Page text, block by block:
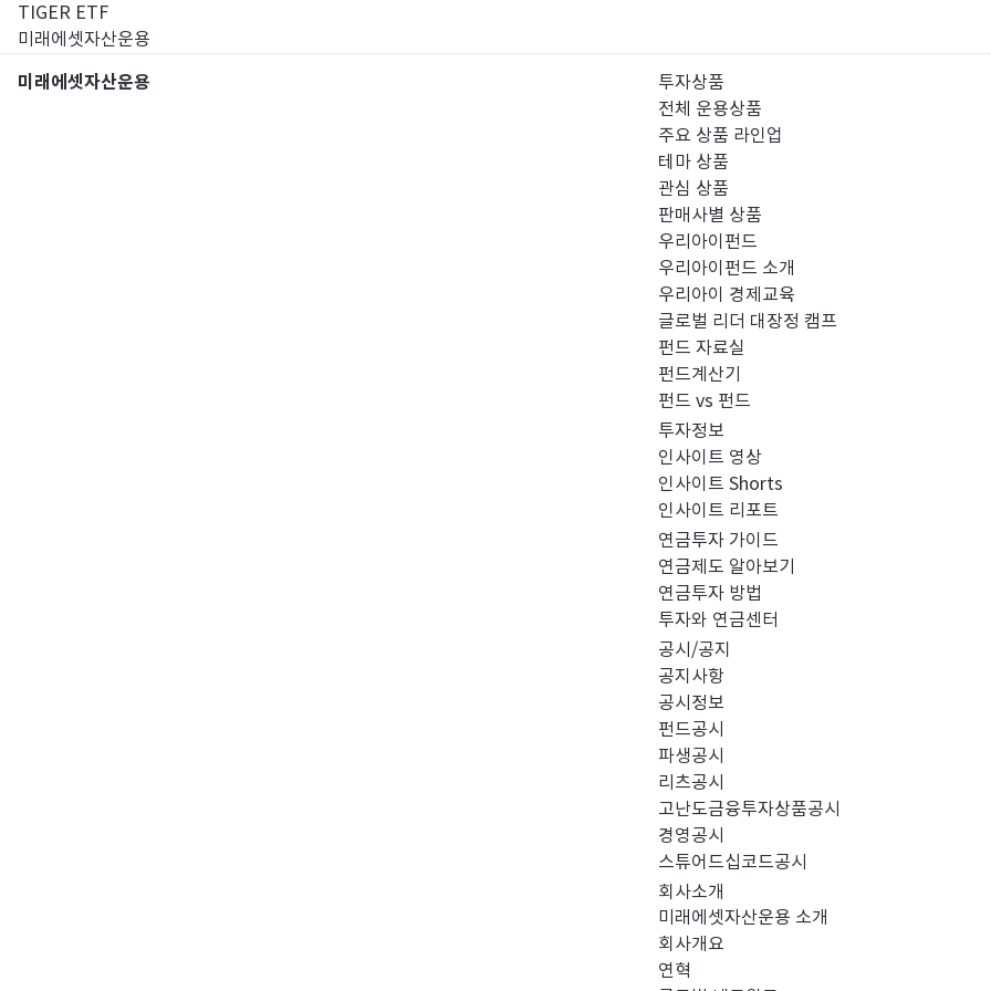
TIGER ETF
미래에셋자산운용
미래에셋자산운용
투자상품
전체 운용상품
주요 상품 라인업
테마 상품
관심 상품
판매사별 상품
우리아이펀드
우리아이펀드 소개
우리아이 경제교육
글로벌 리더 대장정 캠프
펀드 자료실
펀드계산기
펀드 vs 펀드
투자정보
인사이트 영상
인사이트 Shorts
인사이트 리포트
연금투자 가이드
연금제도 알아보기
연금투자 방법
투자와 연금센터
공시/공지
공지사항
공시정보
펀드공시
파생공시
리츠공시
고난도금융투자상품공시
경영공시
스튜어드십코드공시
회사소개
미래에셋자산운용 소개
회사개요
연혁
PICK 인사이트 (0)
경영공시 (0)
검색 결과가 없습니다.